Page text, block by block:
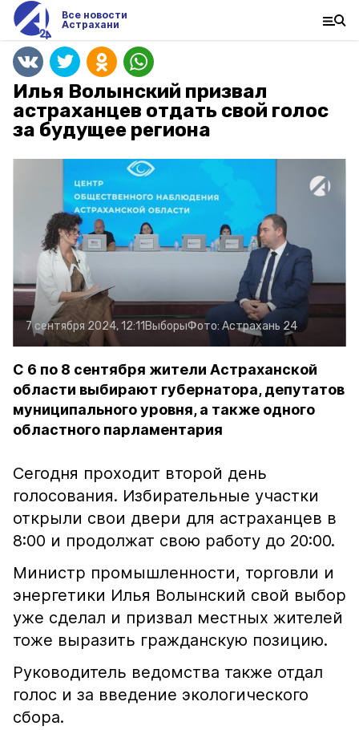
Все новости
Астрахани
Илья Волынский призвал
астраханцев отдать свой голос
за будущее региона
7 сентября 2024, 12:11 ВыборыФото: Астрахань 24
С 6 по 8 сентября жители Астраханской
области выбирают губернатора, депутатов
муниципального уровня, а также одного
областного парламентария
Сегодня проходит второй день
голосования. Избирательные участки
открыли свои двери для астраханцев в
8:00 и продолжат свою работу до 20:00.
Министр промышленности, торговли и
энергетики Илья Волынский свой выбор
уже сделал и призвал местных жителей
тоже выразить гражданскую позицию.
Руководитель ведомства также отдал
голос и за введение экологического
сбора.